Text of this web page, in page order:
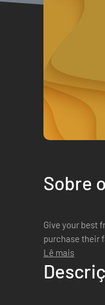
Sobre
Give your best
purchase their
Lê mais